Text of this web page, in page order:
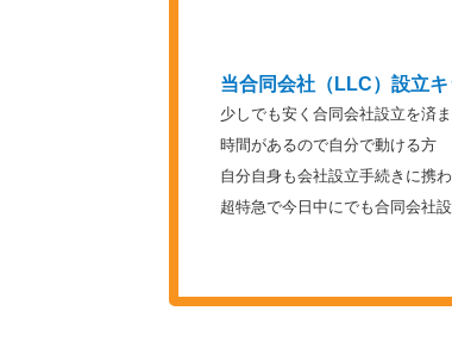
当合同会社（LLC）設立キ
少しでも安く合同会社設立を済
時間があるので自分で動ける方
自分自身も会社設立手続きに携
超特急で今日中にでも合同会社